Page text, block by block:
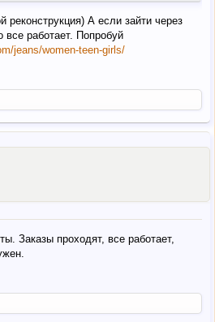
реконструкция) А если зайти через
работает. Попробуй
jeans/women-teen-girls/
Заказы проходят, все работает,